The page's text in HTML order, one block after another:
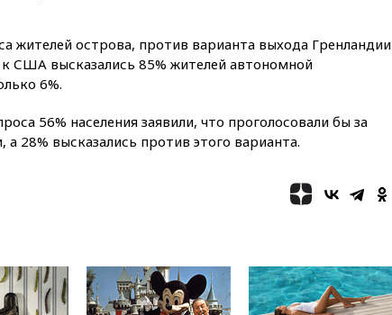
Геленджика сняты
ограничения
склады Wildberries бизнесу
16:55 Экс-директору Popcorn
Херсонской области направят
6,8 млрд рублей
жителей острова, против варианта выхода Гренландии
США высказались 85% жителей автономной
6%.
56% населения заявили, что проголосовали бы за
28% высказались против этого варианта.